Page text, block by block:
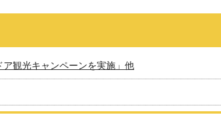
観光キャンペーンを実施」他